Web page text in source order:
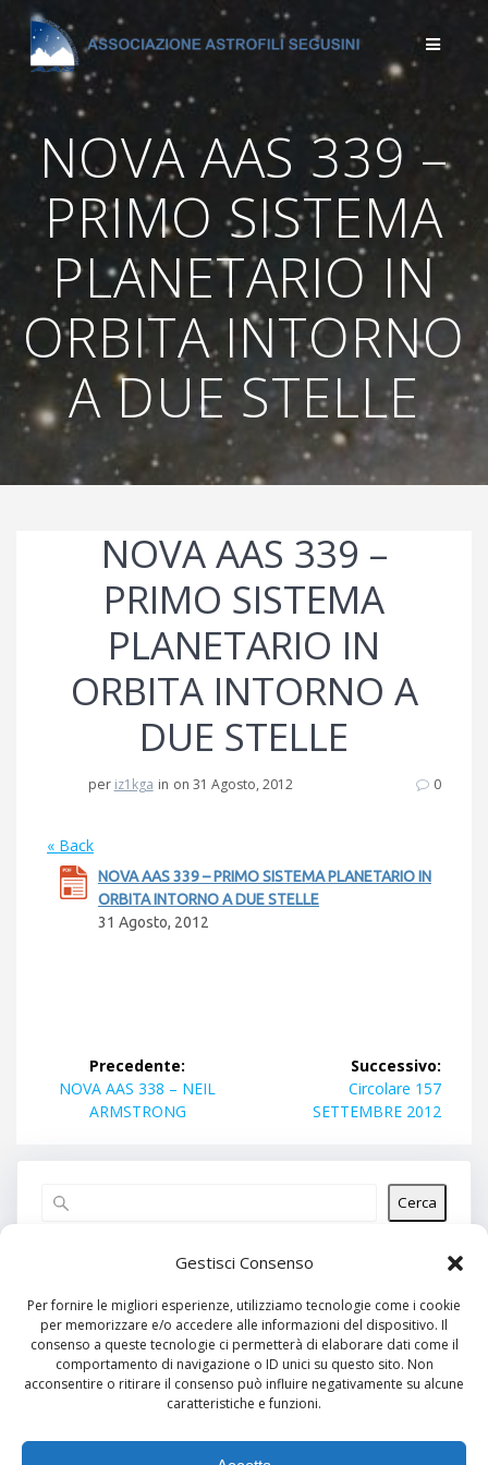
Gestisci Consenso
Per fornire le migliori esperienze, utilizziamo tecnologie come i cookie
per memorizzare e/o accedere alle informazioni del dispositivo. Il
consenso a queste tecnologie ci permetterà di elaborare dati come il
comportamento di navigazione o ID unici su questo sito. Non
acconsentire o ritirare il consenso può influire negativamente su alcune
caratteristiche e funzioni.
Salta
al
contenuto
NOVA AAS 339 –
PRIMO SISTEMA
PLANETARIO IN
ORBITA INTORNO
A DUE STELLE
NOVA AAS 339 –
PRIMO SISTEMA
PLANETARIO IN
ORBITA INTORNO A
DUE STELLE
per iz1kga in on 31 Agosto, 2012 0
« Back
NOVA AAS 339 – PRIMO SISTEMA PLANETARIO IN
ORBITA INTORNO A DUE STELLE
31 Agosto, 2012
Navigazione
articoli
Precedente:
Articolo
precedente:
NOVA AAS 338 – NEIL
ARMSTRONG
Successivo:
Articolo
successivo:
Circolare 157
SETTEMBRE 2012
Cerca
Articoli recenti
Commenti recenti
Nessun commento da mostrare.